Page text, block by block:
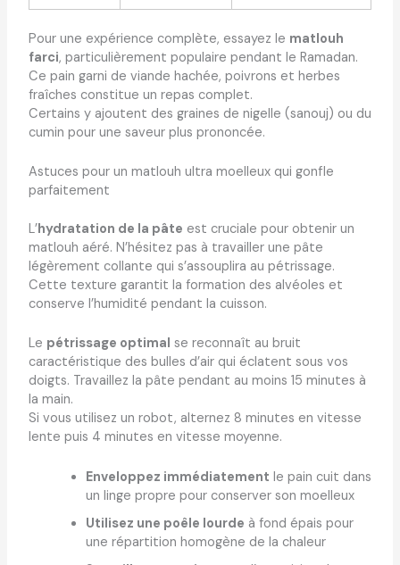
Pour une expérience complète, essayez le matlouh
farci, particulièrement populaire pendant le Ramadan.
Ce pain garni de viande hachée, poivrons et herbes
fraîches constitue un repas complet.
Certains y ajoutent des graines de nigelle (sanouj) ou du
cumin pour une saveur plus prononcée.
Astuces pour un matlouh ultra moelleux qui gonfle
parfaitement
L’hydratation de la pâte est cruciale pour obtenir un
matlouh aéré. N’hésitez pas à travailler une pâte
légèrement collante qui s’assouplira au pétrissage.
Cette texture garantit la formation des alvéoles et
conserve l’humidité pendant la cuisson.
Le pétrissage optimal se reconnaît au bruit
caractéristique des bulles d’air qui éclatent sous vos
doigts. Travaillez la pâte pendant au moins 15 minutes à
la main.
Si vous utilisez un robot, alternez 8 minutes en vitesse
lente puis 4 minutes en vitesse moyenne.
Enveloppez immédiatement le pain cuit dans
un linge propre pour conserver son moelleux
Utilisez une poêle lourde à fond épais pour
une répartition homogène de la chaleur